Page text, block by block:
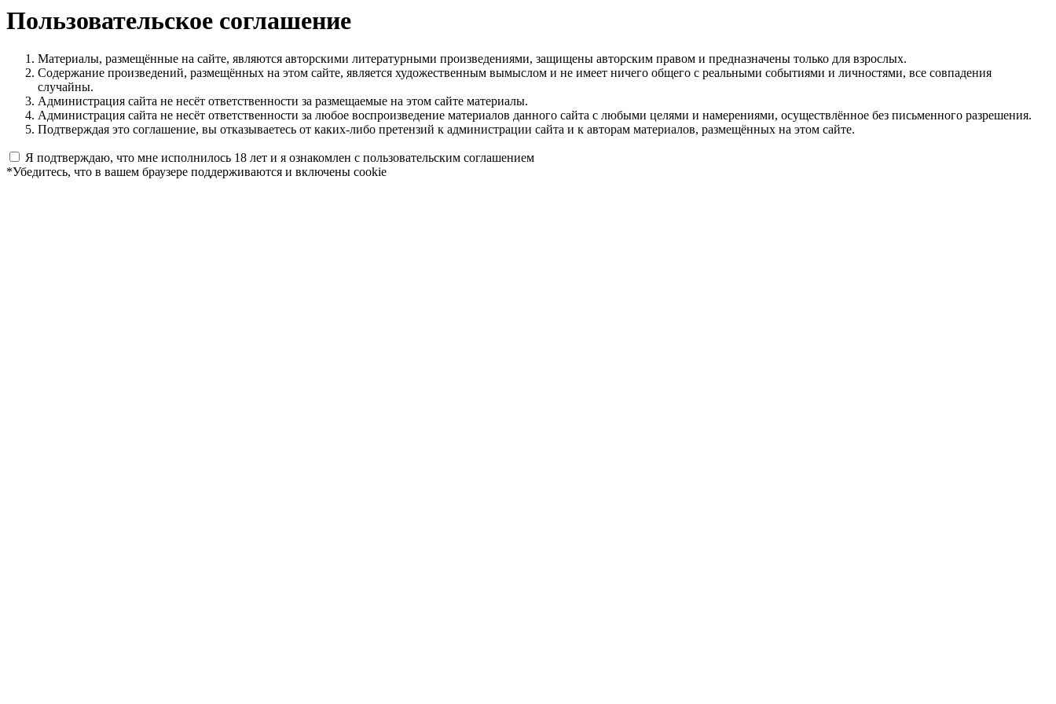
Пользовательское соглашение
Материалы, размещённые на сайте, являются авторскими литературными произведениями, защищены авторским правом и предназначены только для взрослых.
Содержание произведений, размещённых на этом сайте, является художественным вымыслом и не имеет ничего общего с реальными событиями и личностями, все совпадения
случайны.
Администрация сайта не несёт ответственности за размещаемые на этом сайте материалы.
Администрация сайта не несёт ответственности за любое воспроизведение материалов данного сайта с любыми целями и намерениями, осуществлённое без письменного разрешения.
Подтверждая это соглашение, вы отказываетесь от каких-либо претензий к администрации сайта и к авторам материалов, размещённых на этом сайте.
Я подтверждаю, что мне исполнилось 18 лет и я ознакомлен с пользовательским соглашением
*Убедитесь, что в вашем браузере поддерживаются и включены cookie